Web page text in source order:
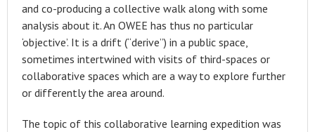
and co-producing a collective walk along with some
analysis about it. An OWEE has thus no particular
‘objective’. It is a drift (“derive”) in a public space,
sometimes intertwined with visits of third-spaces or
collaborative spaces which are a way to explore further
or differently the area around.
The topic of this collaborative learning expedition was